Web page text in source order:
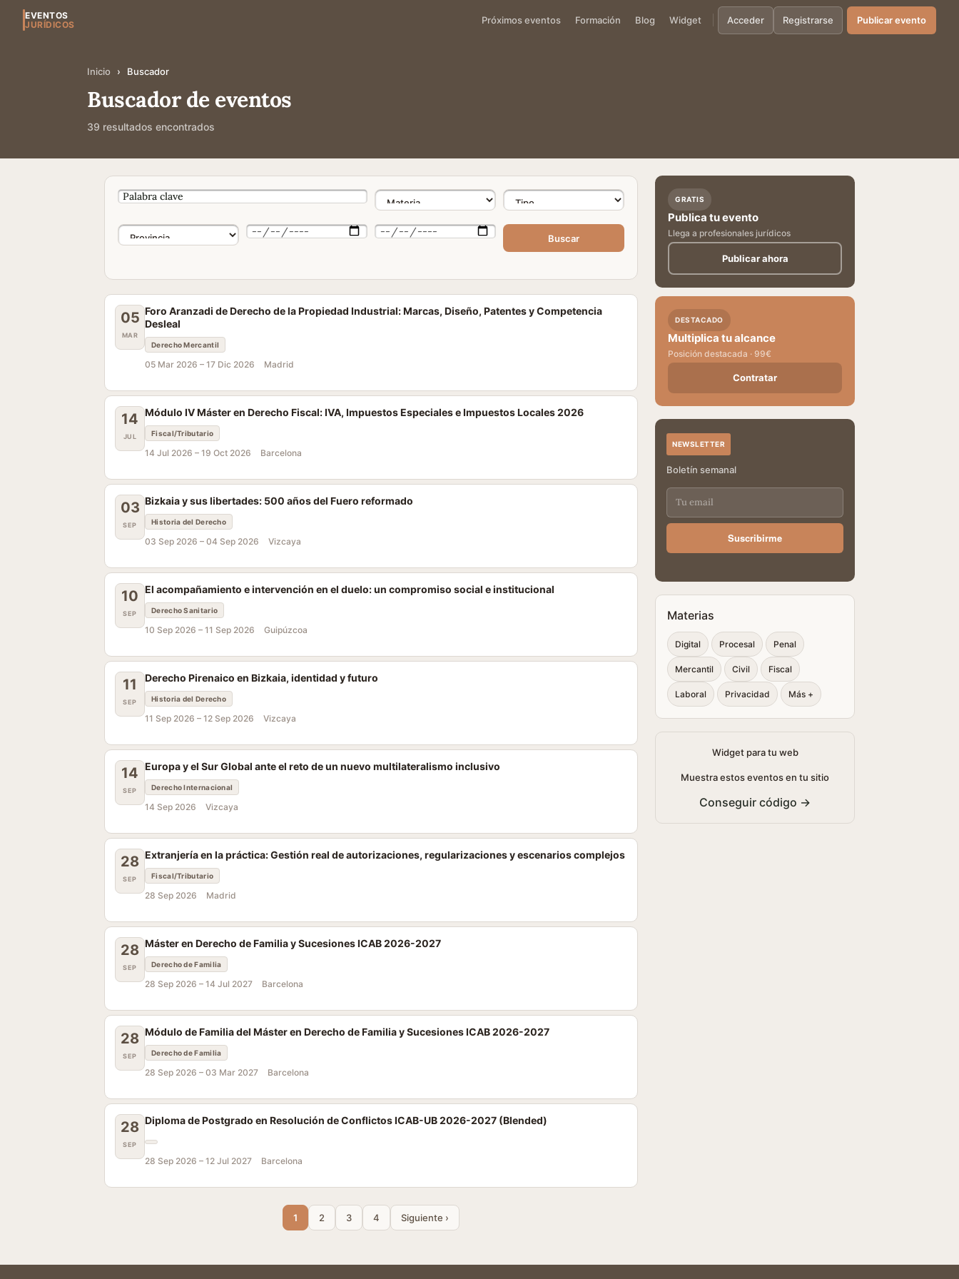
EVENTOS
JURÍDICOS
Próximos eventos Formación Blog Widget Acceder Registrarse Publicar evento
Inicio › Buscador
Buscador de eventos
39 resultados encontrados
Buscar
05
MAR
Foro Aranzadi de Derecho de la Propiedad Industrial: Marcas, Diseño, Patentes y Competencia
Desleal
Derecho Mercantil
05 Mar 2026 – 17 Dic 2026 Madrid
14
JUL
Módulo IV Máster en Derecho Fiscal: IVA, Impuestos Especiales e Impuestos Locales 2026
Fiscal/Tributario
14 Jul 2026 – 19 Oct 2026 Barcelona
03
SEP
Bizkaia y sus libertades: 500 años del Fuero reformado
Historia del Derecho
03 Sep 2026 – 04 Sep 2026 Vizcaya
10
SEP
El acompañamiento e intervención en el duelo: un compromiso social e institucional
Derecho Sanitario
10 Sep 2026 – 11 Sep 2026 Guipúzcoa
11
SEP
Derecho Pirenaico en Bizkaia, identidad y futuro
Historia del Derecho
11 Sep 2026 – 12 Sep 2026 Vizcaya
14
SEP
Europa y el Sur Global ante el reto de un nuevo multilateralismo inclusivo
Derecho Internacional
14 Sep 2026 Vizcaya
28
SEP
Extranjería en la práctica: Gestión real de autorizaciones, regularizaciones y escenarios complejos
Fiscal/Tributario
28 Sep 2026 Madrid
28
SEP
Máster en Derecho de Familia y Sucesiones ICAB 2026-2027
Derecho de Familia
28 Sep 2026 – 14 Jul 2027 Barcelona
28
SEP
Módulo de Familia del Máster en Derecho de Familia y Sucesiones ICAB 2026-2027
Derecho de Familia
28 Sep 2026 – 03 Mar 2027 Barcelona
28
SEP
Diploma de Postgrado en Resolución de Conflictos ICAB-UB 2026-2027 (Blended)
28 Sep 2026 – 12 Jul 2027 Barcelona
1 2 3 4 Siguiente ›
GRATIS
Publica tu evento
Llega a profesionales jurídicos
Publicar ahora
DESTACADO
Multiplica tu alcance
Posición destacada · 99€
Contratar
NEWSLETTER
Boletín semanal
Suscribirme
Materias
Digital Procesal Penal
Mercantil Civil Fiscal
Laboral Privacidad Más +
Widget para tu web
Muestra estos eventos en tu sitio
Conseguir código →